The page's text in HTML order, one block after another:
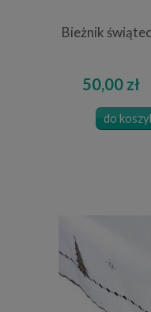
Bieżnik
50,00 zł
do